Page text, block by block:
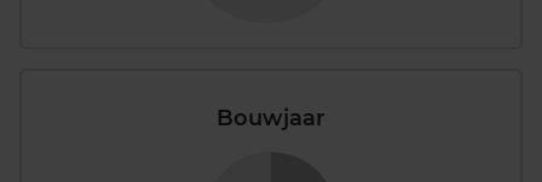
Bouwjaar